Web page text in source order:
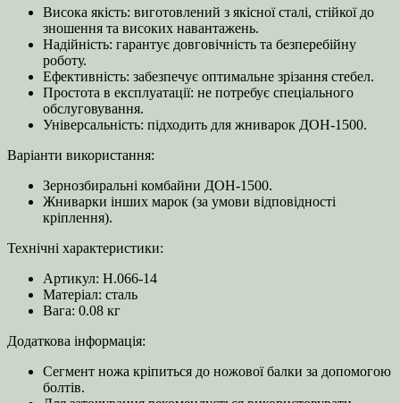
Висока якість: виготовлений з якісної сталі, стійкої до
зношення та високих навантажень.
Надійність: гарантує довговічність та безперебійну
роботу.
Ефективність: забезпечує оптимальне зрізання стебел.
Простота в експлуатації: не потребує спеціального
обслуговування.
Універсальність: підходить для жниварок ДОН-1500.
Варіанти використання:
Зернозбиральні комбайни ДОН-1500.
Жниварки інших марок (за умови відповідності
кріплення).
Технічні характеристики:
Артикул: Н.066-14
Матеріал: сталь
Вага: 0.08 кг
Додаткова інформація:
Сегмент ножа кріпиться до ножової балки за допомогою
болтів.